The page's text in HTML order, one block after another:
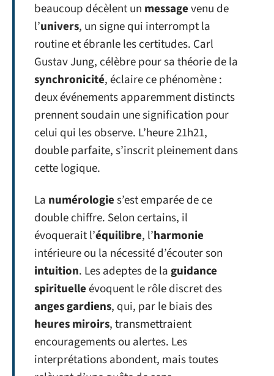
beaucoup décèlent un messagevenu de
l’univers, un signe qui interrompt la
routine et ébranle les certitudes. Carl
Gustav Jung, célèbre pour sa théorie de la
synchronicité, éclaire ce phénomène :
deux événements apparemment distincts
prennent soudain une signification pour
celui qui les observe. L’heure 21h21,
double parfaite, s’inscrit pleinement dans
cette logique.
La numérologies’est emparée de ce
double chiffre. Selon certains, il
évoquerait l’équilibre, l’harmonie
intérieure ou la nécessité d’écouter son
intuition. Les adeptes de laguidance
spirituelleévoquent le rôle discret des
anges gardiens, qui, par le biais des
heures miroirs, transmettraient
encouragements ou alertes. Les
interprétations abondent, mais toutes